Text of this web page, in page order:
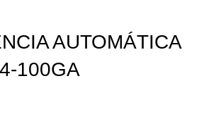
AUTOMÁTICA
100GA